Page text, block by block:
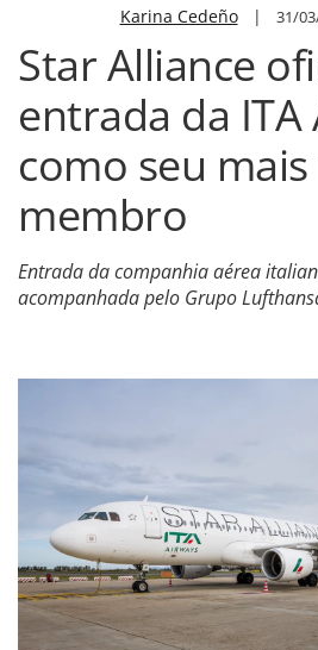
Karina Cedeño| 31/
Star Alliance
entrada da ITA
como seu
membro
Entrada da companhia aérea
acompanhada pelo Grupo